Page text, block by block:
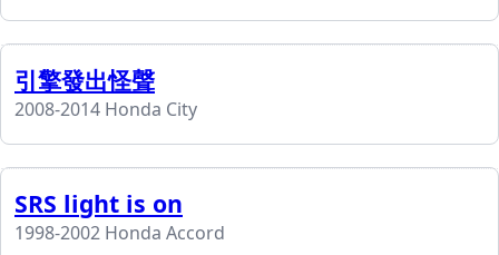
引擎發出怪聲
2008-2014 Honda City
SRS light is on
1998-2002 Honda Accord